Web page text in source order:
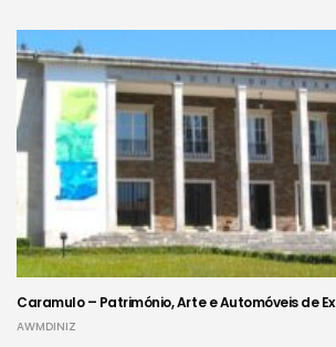
Caramulo – Património, Arte e Automóveis de
AWMDINIZ